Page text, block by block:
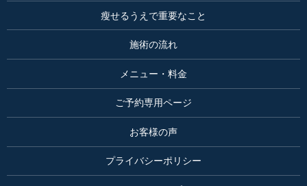
瘦せるうえで重要なこと
施術の流れ
メニュー・料金
ご予約専用ページ
お客様の声
プライバシーポリシー